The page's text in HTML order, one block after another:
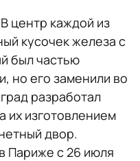
центр каждой из
кусочек железа с
был частью
но его заменили во
разработал
их изготовлением
двор.
Париже с 26 июля